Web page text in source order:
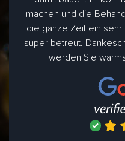
machen und die
die ganze Zeit ein sehr
super betreut.
werden Sie